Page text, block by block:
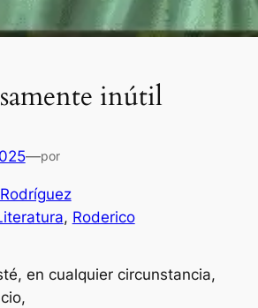
inútil
—por
, Roderico
en cualquier circunstancia,